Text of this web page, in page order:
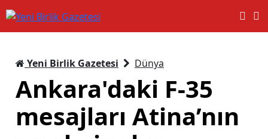
Yeni Birlik Gazetesi Dünya
Ankara'daki F-35
mesajları Atina’nın